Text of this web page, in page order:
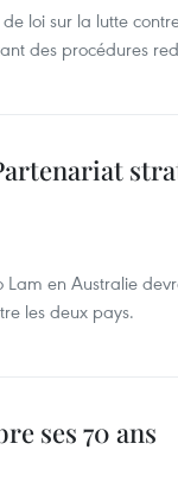
loi sur la lutte
des procédures
Lam en Australie
les deux pays.
ses 70 ans